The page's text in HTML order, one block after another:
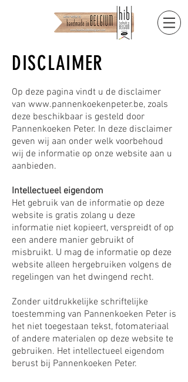
DISCLAIMER
Op deze pagina vindt u de disclaimer
van www.pannenkoekenpeter.be, zoals
deze beschikbaar is gesteld door
Pannenkoeken Peter. In deze disclaimer
geven wij aan onder welk voorbehoud
wij de informatie op onze website aan u
aanbieden.
Intellectueel eigendom
Het gebruik van de informatie op deze
website is gratis zolang u deze
informatie niet kopieert, verspreidt of op
een andere manier gebruikt of
misbruikt. U mag de informatie op deze
website alleen hergebruiken volgens de
regelingen van het dwingend recht.
Zonder uitdrukkelijke schriftelijke
toestemming van Pannenkoeken Peter is
het niet toegestaan tekst, fotomateriaal
of andere materialen op deze website te
gebruiken. Het intellectueel eigendom
berust bij Pannenkoeken Peter.